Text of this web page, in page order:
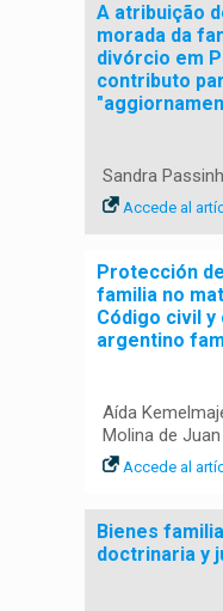
A atribuição
morada da
divórcio em
contributo
Sandra
Accede al
Protección
familia no
Código civil y
argentino
Aída
Molina de Juan
Accede al
Bienes
doctrinaria y